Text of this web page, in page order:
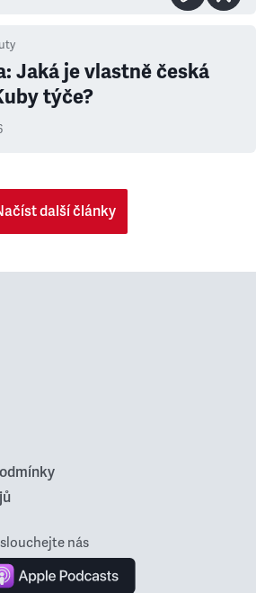
Jaká je vlastně česká
týče?
další články
nás